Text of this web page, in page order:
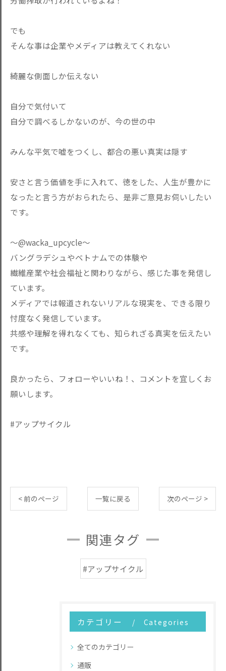
でも
そんな事は企業やメディアは教えてくれない
綺麗な側面しか伝えない
自分で気付いて
自分で調べるしかないのが、今の世の中
みんな平気で嘘をつくし、都合の悪い真実は隠す
安さと言う価値を手に入れて、徳をした、人生が豊かに
なったと言う方がおられたら、是非ご意見お伺いしたい
です。
〜@wacka_upcycle〜
バングラデシュやベトナムでの体験や
繊維産業や社会福祉と関わりながら、感じた事を発信し
ています。
メディアでは報道されないリアルな現実を、できる限り
忖度なく発信しています。
共感や理解を得れなくても、知られざる真実を伝えたい
です。
良かったら、フォローやいいね！、コメントを宜しくお
願いします。
#アップサイクル
< 前のページ 一覧に戻る 次のページ >
関連タグ
#アップサイクル
カテゴリー Categories
全てのカテゴリー
通販